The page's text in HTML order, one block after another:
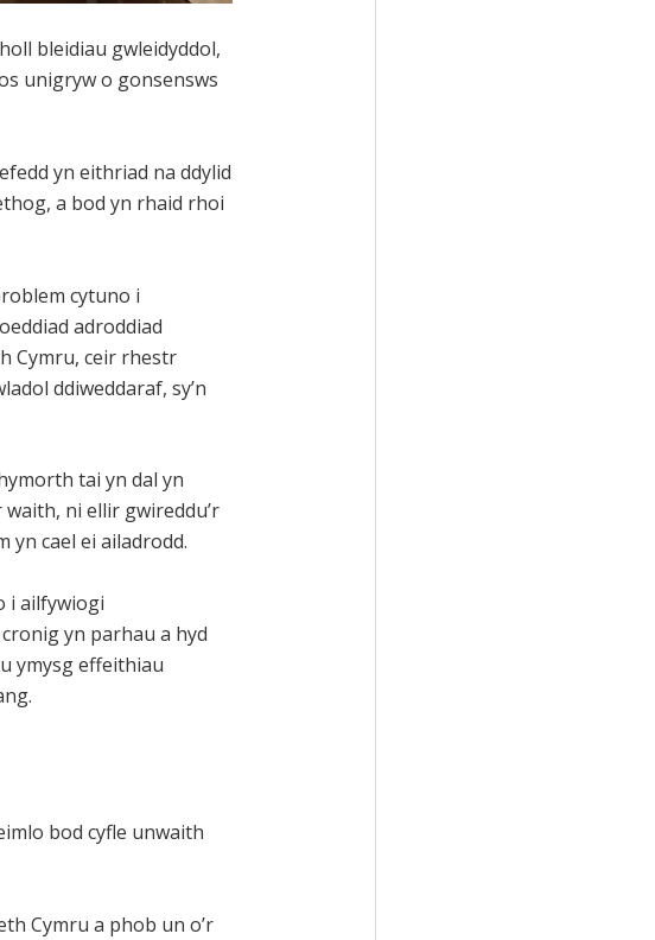
bleidiau gwleidyddol,
unigryw o gonsensws
yn eithriad na ddylid
a bod yn rhaid rhoi
cytuno i
adroddiad
Cymru, ceir rhestr
ddiweddaraf, sy’n
tai yn dal yn
ni ellir gwireddu’r
yn cael ei ailadrodd.
i ailfywiogi
yn parhau a hyd
ymysg effeithiau
bod cyfle unwaith
Cymru a phob un o’r